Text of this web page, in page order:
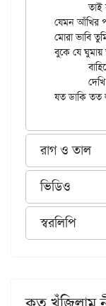
	তাই বাহিরে চাহিয়া দেখিতে না পাই
যেমন আঁখির
মোরা ভাবি
বুকে যে ঘুমায়
	বাহিরে না পেয়ে ফিরি যবে ঘরে
রাগ ও তাল
ভিডিও
স্বরলিপি